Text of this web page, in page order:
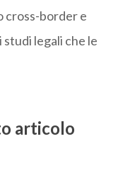
cross-border e
studi legali che le
articolo